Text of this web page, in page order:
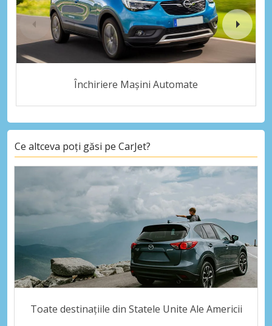
Închiriere Mașini Automate
Ce altceva poți găsi pe CarJet?
Toate destinațiile din Statele Unite Ale Americii